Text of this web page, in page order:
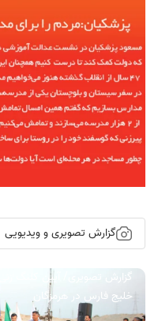
گزارش تصویری و ویدیویی
خلیج فارس در هرمزگان